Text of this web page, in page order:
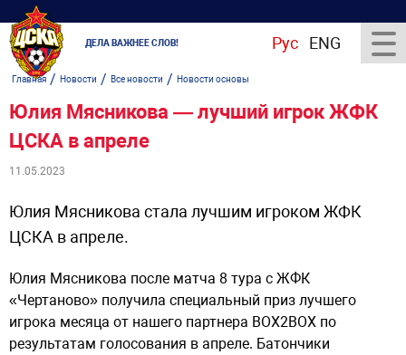
ДЕЛА ВАЖНЕЕ СЛОВ! Рус ENG
Главная/ Новости / Все новости / Новости основы
Юлия Мясникова — лучший игрок ЖФК
ЦСКА в апреле
11.05.2023
Юлия Мясникова стала лучшим игроком ЖФК
ЦСКА в апреле.
Юлия Мясникова после матча 8 тура с ЖФК
«Чертаново» получила специальный приз лучшего
игрока месяца от нашего партнера BOX2BOX по
результатам голосования в апреле. Батончики